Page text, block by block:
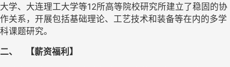
大学、大连理工大学等12所高等院校研究所建立了稳固的协
作关系，开展包括基础理论、工艺技术和装备等在内的多学
科课题研究。
二、 【薪资福利】